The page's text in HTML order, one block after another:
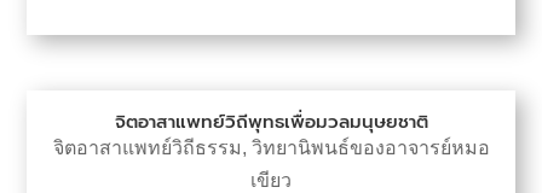
จิตอาสาแพทย์วิถีพุทธเพื่อมวลมนุษยชาติ
จิตอาสาแพทย์วิถีธรรม, วิทยานิพนธ์ของอาจารย์หมอ
เขียว